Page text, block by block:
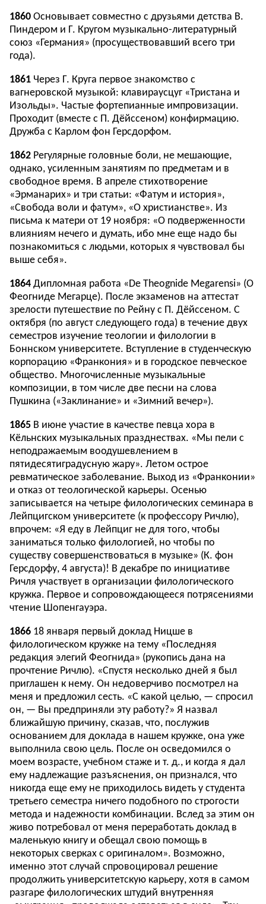
1860Основывает совместно с друзьями детства В.
Пиндером и Г. Кругом музыкально-литературный
союз «Германия» (просуществовавший всего три
года).
1861 Через Г. Круга первое знакомство с
вагнеровской музыкой: клавираусцуг «Тристана и
Изольды». Частые фортепианные импровизации.
Проходит (вместе с П. Дёйссеном) конфирмацию.
Дружба с Карлом фон Герсдорфом.
1862 Регулярные головные боли, не мешающие,
однако, усиленным занятиям по предметам и в
свободное время. В апреле стихотворение
«Эрманарих» и три статьи: «Фатум и история»,
«Свобода воли и фатум», «О христианстве». Из
письма к матери от 19 ноября: «О подверженности
влияниям нечего и думать, ибо мне еще надо бы
познакомиться с людьми, которых я чувствовал бы
выше себя».
1864Дипломная работа «De Theognide Megarensi» (О
Феогниде Мегарце). После экзаменов на аттестат
зрелости путешествие по Рейну с П. Дёйссеном. С
октября (по август следующего года) в течение двух
семестров изучение теологии и филологии в
Боннском университете. Вступление в студенческую
корпорацию «Франкония» и в городское певческое
общество. Многочисленные музыкальные
композиции, в том числе две песни на слова
Пушкина («Заклинание» и «Зимний вечер»).
1865 В июне участие в качестве певца хора в
Кёльнских музыкальных празднествах. «Мы пели с
неподражаемым воодушевлением в
пятидесятиградусную жару». Летом острое
ревматическое заболевание. Выход из «Франконии»
и отказ от теологической карьеры. Осенью
записывается на четыре филологических семинара в
Лейпцигском университете (к профессору Ричлю),
впрочем: «Я еду в Лейпциг не для того, чтобы
заниматься только филологией, но чтобы по
существу совершенствоваться в музыке» (К. фон
Герсдорфу, 4 августа)! В декабре по инициативе
Ричля участвует в организации филологического
кружка. Первое и сопровождающееся потрясениями
чтение Шопенгауэра.
1866 18 января первый доклад Ницше в
филологическом кружке на тему «Последняя
редакция элегий Феогнида» (рукопись дана на
прочтение Ричлю). «Спустя несколько дней я был
приглашен к нему. Он недоверчиво посмотрел на
меня и предложил сесть. «С какой целью, — спросил
он, — Вы предприняли эту работу?» Я назвал
ближайшую причину, сказав, что, послужив
основанием для доклада в нашем кружке, она уже
выполнила свою цель. После он осведомился о
моем возрасте, учебном стаже и т. д., и когда я дал
ему надлежащие разъяснения, он признался, что
никогда еще ему не приходилось видеть у студента
третьего семестра ничего подобного по строгости
метода и надежности комбинации. Вслед за этим он
живо потребовал от меня переработать доклад в
маленькую книгу и обещал свою помощь в
некоторых сверках с оригиналом». Возможно,
именно этот случай спровоцировал решение
продолжить университетскую карьеру, хотя в самом
разгаре филологических штудий внутренняя